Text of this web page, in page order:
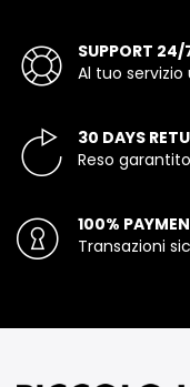
SUPPORT 24/
Al tuo
30 DAYS
Reso garantito
100%
Transazioni